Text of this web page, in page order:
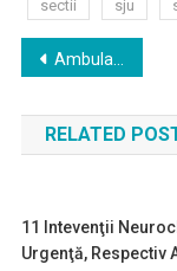
sectii sju
Navigare
în
articole
Ambulatoriul Spitalului TBC Baia Mare va fi modernizat în urma unei investiţii de 7,5 milioane lei
RELATED
11 Intevenţii
Urgenţă, Respectiv